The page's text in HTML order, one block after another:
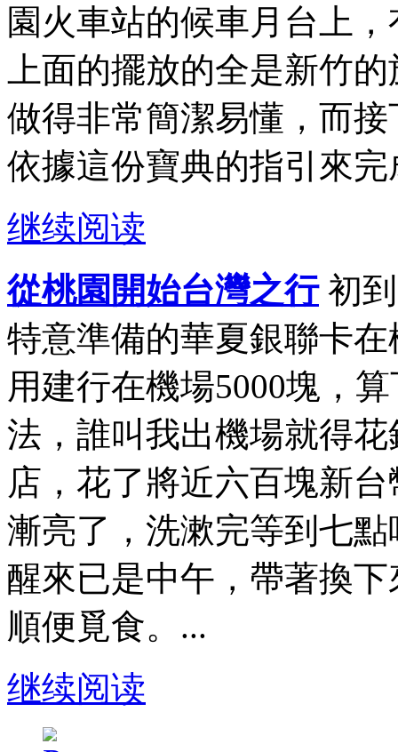
園火車站的候車月台上
上面的擺放的全是新竹
做得非常簡潔易懂，而
依據這份寶典的指引來完
继续阅读
從桃園開始台灣之行初到
特意準備的華夏銀聯卡
用建行在機場5000塊，
法，誰叫我出機場就得
店，花了將近六百塊新
漸亮了，洗漱完等到七
醒來已是中午，帶著換
順便覓食。...
继续阅读